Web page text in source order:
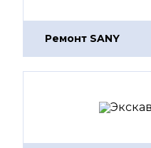
Ремонт SANY